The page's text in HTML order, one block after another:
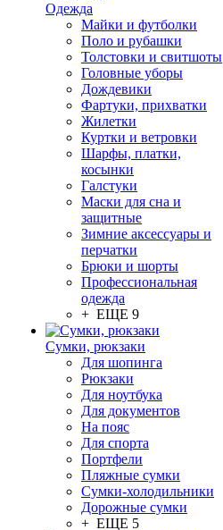
Одежда
Майки и футболки
Поло и рубашки
Толстовки и свитшоты
Головные уборы
Дождевики
Фартуки, прихватки
Жилетки
Куртки и ветровки
Шарфы, платки,
косынки
Галстуки
Маски для сна и
защитные
Зимние аксессуары и
перчатки
Брюки и шорты
Профессиональная
одежда
+ ЕЩЕ 9
Сумки, рюкзаки
Для шопинга
Рюкзаки
Для ноутбука
Для документов
На пояс
Для спорта
Портфели
Пляжные сумки
Сумки-холодильники
Дорожные сумки
+ ЕЩЕ 5